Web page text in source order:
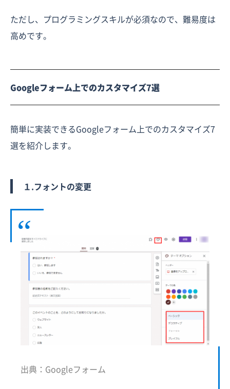
ただし、プログラミングスキルが必須なので、難易度は
高めです。
Googleフォーム上でのカスタマイズ7選
簡単に実装できるGoogleフォーム上でのカスタマイズ7
選を紹介します。
１.フォントの変更
出典：Googleフォーム